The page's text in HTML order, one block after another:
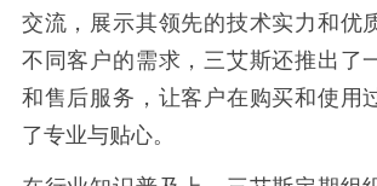
交流，展示其领先的技术实力和优
不同客户的需求，三艾斯还推出了
和售后服务，让客户在购买和使用
了专业与贴心。